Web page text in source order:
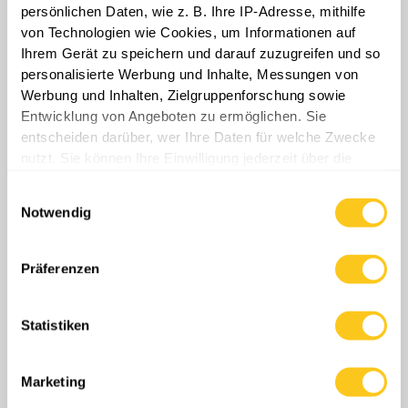
persönlichen Daten, wie z. B. Ihre IP-Adresse, mithilfe
von Technologien wie Cookies, um Informationen auf
Ihrem Gerät zu speichern und darauf zuzugreifen und so
personalisierte Werbung und Inhalte, Messungen von
Werbung und Inhalten, Zielgruppenforschung sowie
Entwicklung von Angeboten zu ermöglichen. Sie
entscheiden darüber, wer Ihre Daten für welche Zwecke
nutzt. Sie können Ihre Einwilligung jederzeit über die
Informationen über Ihre geografische Lage
erfassen, welche bis auf einige Meter genau sein
Ihr Gerät durch aktives Scannen nach
Erfahren Sie mehr darüber, wie Ihre persönlichen Daten
verarbeitet werden, und legen Sie Ihre Präferenzen im
Notwendig
Präferenzen
Statistiken
Marketing
Ukrainische Truppen berichten, dass sich